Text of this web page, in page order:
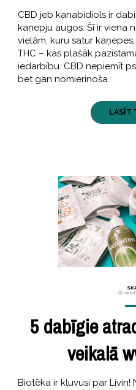
CBD jeb kanabidiols ir
kaņepju augos. Šī ir viena
vielām, kuru satur
THC – kas plašāk
iedarbību. CBD nepiemīt
bet gan nomierinoša
LASĪT
25
5 dabīgie
veikalā
Biotēka ir kļuvusi par Livin!